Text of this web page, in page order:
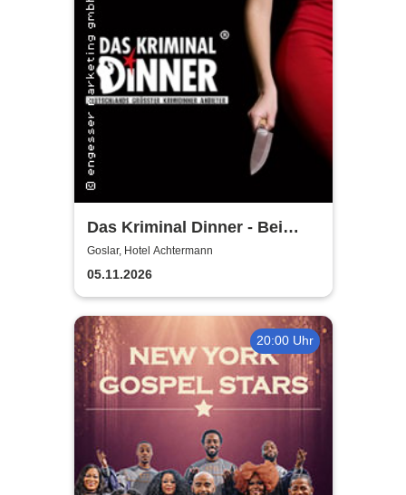
Das Kriminal Dinner - Bei
Aussage: Mord!
Goslar, Hotel Achtermann
05.11.2026
20:00 Uhr